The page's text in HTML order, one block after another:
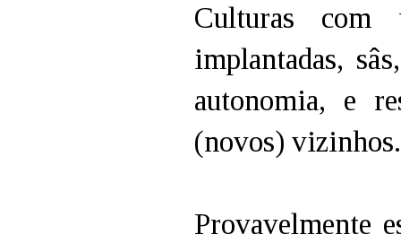
Culturas com
implantadas,
autonomia, e
(novos) vizinhos.
Provavelmente